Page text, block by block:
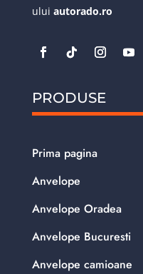
ului autorado.ro
PRODUSE
Prima pagina
Anvelope
Anvelope Oradea
Anvelope Bucuresti
Anvelope camioane